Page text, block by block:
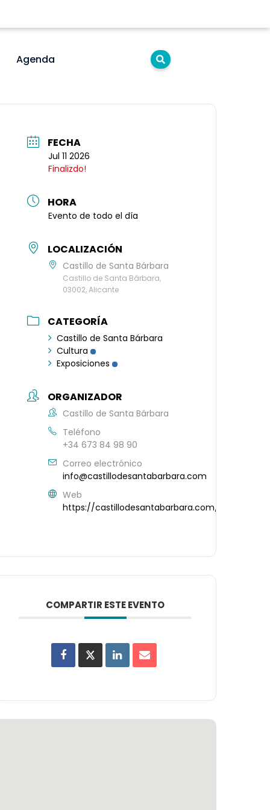
Agenda
FECHA
Jul 11 2026
Finalizdo!
HORA
Evento de todo el día
LOCALIZACIÓN
Castillo de Santa Bárbara
Castillo de Santa Bárbara,
03002, Alicante
CATEGORÍA
Castillo de Santa Bárbara
Cultura
Exposiciones
ORGANIZADOR
Castillo de Santa Bárbara
Teléfono
+34 673 84 98 90
Correo electrónico
info@castillodesantabarbara.com
Web
https://castillodesantabarbara.com/
COMPARTIR ESTE EVENTO